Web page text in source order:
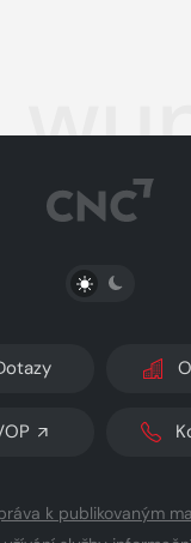
PŘEPNOUT
k publikovaným